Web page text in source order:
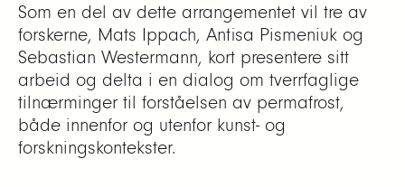
Som en del av dette arrangementet vil tre av
forskerne, Mats Ippach, Anfisa Pismeniuk og
Sebastian Westermann, kort presentere sitt
arbeid og delta i en dialog om tverrfaglige
tilnærminger til forståelsen av permafrost,
både innenfor og utenfor kunst- og
forskningskontekster.